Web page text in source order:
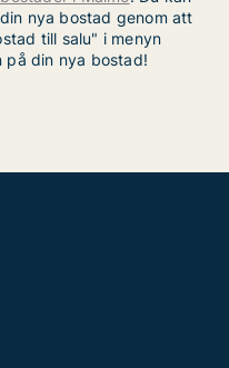
nya bostad genom att
till salu" i menyn
på din nya bostad!